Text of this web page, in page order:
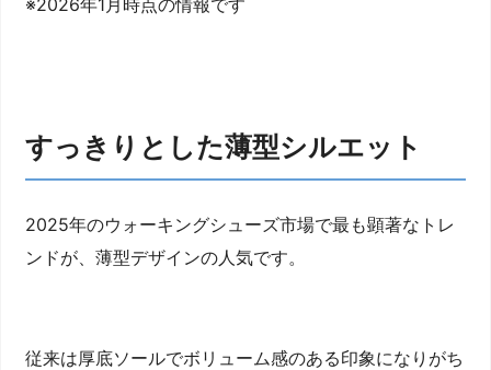
※2026年1月時点の情報です
すっきりとした薄型シルエット
2025年のウォーキングシューズ市場で最も顕著なトレ
ンドが、薄型デザインの人気です。
従来は厚底ソールでボリューム感のある印象になりがち